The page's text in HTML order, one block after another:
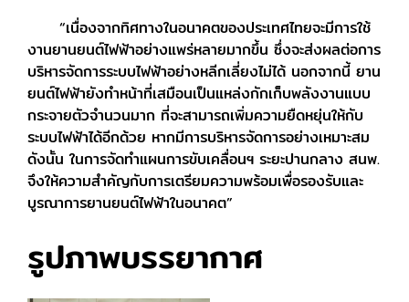
“เนื่องจากทิศทางในอนาคตของประเทศไทยจะมีการใช้
งานยานยนต์ไฟฟ้าอย่างแพร่หลายมากขึ้น ซึ่งจะส่งผลต่อการ
บริหารจัดการระบบไฟฟ้าอย่างหลีกเลี่ยงไม่ได้ นอกจากนี้ ยาน
ยนต์ไฟฟ้ายังทำหน้าที่เสมือนเป็นแหล่งกักเก็บพลังงานแบบ
กระจายตัวจำนวนมาก ที่จะสามารถเพิ่มความยืดหยุ่นให้กับ
ระบบไฟฟ้าได้อีกด้วย หากมีการบริหารจัดการอย่างเหมาะสม
ดังนั้น ในการจัดทำแผนการขับเคลื่อนฯ ระยะปานกลาง สนพ.
จึงให้ความสำคัญกับการเตรียมความพร้อมเพื่อรองรับและ
บูรณาการยานยนต์ไฟฟ้าในอนาคต”
รูปภาพบรรยากาศ